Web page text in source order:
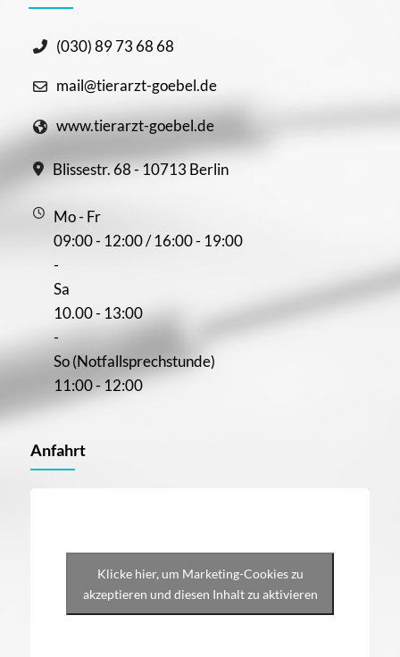
(030) 89 73 68 68
mail@tierarzt-goebel.de
www.tierarzt-goebel.de
Blissestr. 68 - 10713 Berlin
Mo - Fr
09:00 - 12:00 / 16:00 - 19:00
-
Sa
10.00 - 13:00
-
So (Notfallsprechstunde)
11:00 - 12:00
Anfahrt
Klicke hier, um Marketing-Cookies zu
akzeptieren und diesen Inhalt zu aktivieren